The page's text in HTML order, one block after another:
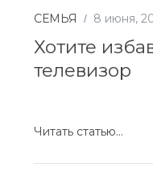
СЕМЬЯ 8 июня,
Хотите
телевизор
Читать статью...